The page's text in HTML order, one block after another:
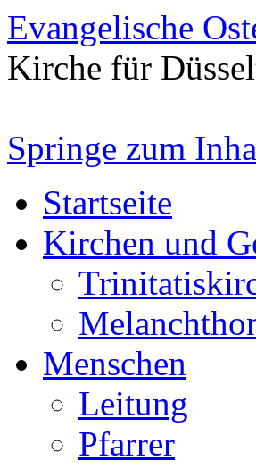
Evangelische
Kirche für
Springe zum
Startseite
Kirchen und
Menschen
Leitung
Pfarrer